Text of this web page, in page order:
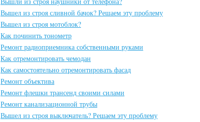
Вышел из строя сливной бачок? Решаем эту проблему
Вышел из строя мотоблок?
Как починить тонометр
Ремонт радиоприемника собственными руками
Как отремонтировать чемодан
Как самостоятельно отремонтировать фасад
Ремонт объектива
Ремонт флешки трансенд своими силами
Ремонт канализационной трубы
Вышел из строя выключатель? Решаем эту проблему